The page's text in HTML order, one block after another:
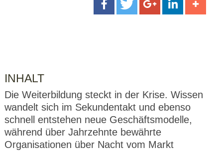
INHALT
Die Weiterbildung steckt in der Krise. Wissen
wandelt sich im Sekundentakt und ebenso
schnell entstehen neue Geschäftsmodelle,
während über Jahrzehnte bewährte
Organisationen über Nacht vom Markt